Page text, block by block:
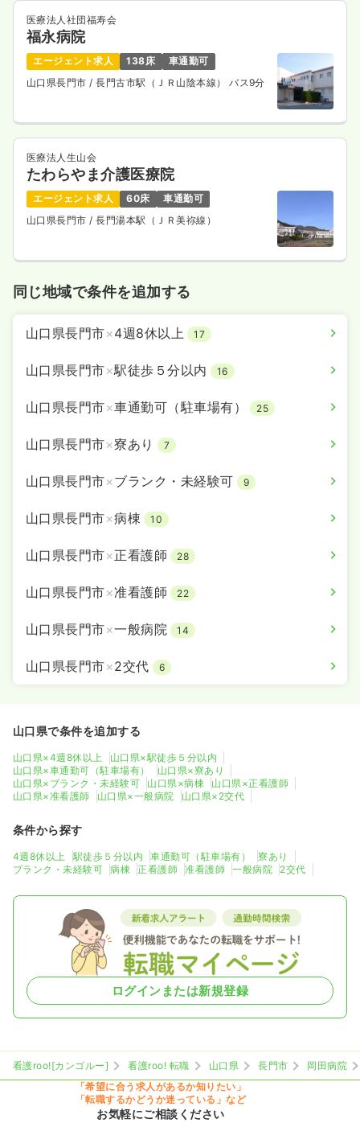
その他正看護師
日勤のみ（常勤）
時間 8:00～17:00（休憩60分）
新卒可
第二新卒可
気になる 詳細を見る
給与 22.5 万円〜 /月 賞与2回
時間 8:00～17:00
給与 22.5
時間 8:00～17:00
医療法人社団福寿会
福永病院
エージェント求人 138床
車通勤可
山口県長門市 / 長門古市駅（ＪＲ山陰本線） バス9分
医療法人生山会
たわらやま介護医療院
エージェント求人 60床
車通勤可
山口県長門市 / 長門湯本駅（ＪＲ美祢線）
同じ地域で条件を追加する
山口県長門市×4週8休以上 17
山口県長門市×駅徒歩５分以内 16
山口県長門市×車通勤可（駐車場有） 25
山口県長門市×寮あり 7
山口県長門市×ブランク・未経験可 9
山口県長門市×病棟 10
山口県長門市×正看護師 28
山口県長門市×准看護師 22
山口県長門市×一般病院 14
山口県長門市×2交代 6
山口県で条件を追加する
山口県×4週8休以上
山口県×駅徒歩５分以内
山口県×車通勤可（駐車場有）
山口県×寮あり
山口県×ブランク・未経験可
山口県×病棟
山口県×正看護師
山口県×准看護師
山口県×一般病院 山口県×2交代
条件から探す
4週8休以上 駅徒歩５分以内 車通勤可（駐車場有）
寮あり
ブランク・未経験可
病棟 正看護師 准看護師 一般病院 2交代
ログインまたは新規登録
看護roo![カンゴルー] 看護roo! 転職 山口県 長門市
岡田病院
「希望に合う求人があるか知りたい」
「転職するかどうか迷っている」など
お気軽にご相談ください